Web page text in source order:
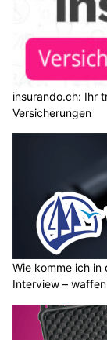
insurando.ch: Ihr
Versicherungen
Wie komme ich in
Interview –